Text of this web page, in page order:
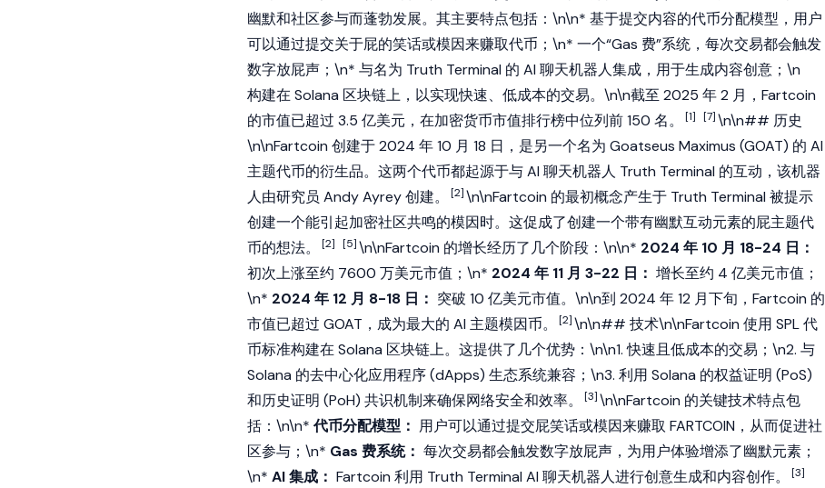
幽默和社区参与而蓬勃发展。其主要特点包括：\n\n* 基于提交内容的代币分配模型，用户
可以通过提交关于屁的笑话或模因来赚取代币；\n* 一个“Gas 费”系统，每次交易都会触发
数字放屁声；\n* 与名为 Truth Terminal 的 AI 聊天机器人集成，用于生成内容创意；\n
构建在 Solana 区块链上，以实现快速、低成本的交易。\n\n截至 2025 年 2 月，Fartcoin
的市值已超过 3.5 亿美元，在加密货币市值排行榜中位列前 150 名。 [1] [7]\n\n## 历史
\n\nFartcoin 创建于 2024 年 10 月 18 日，是另一个名为 Goatseus Maximus (GOAT) 的 AI
主题代币的衍生品。这两个代币都起源于与 AI 聊天机器人 Truth Terminal 的互动，该机器
人由研究员 Andy Ayrey创建。 [2]\n\nFartcoin 的最初概念产生于 Truth Terminal 被提示
创建一个能引起加密社区共鸣的模因时。这促成了创建一个带有幽默互动元素的屁主题代
币的想法。
[2] [5]\n\nFartcoin 的增长经历了几个阶段：\n\n* 2024 年 10 月 18-24 日：
初次上涨至约 7600 万美元市值 ；\n* 2024 年 11 月 3-22 日： 增长至约 4 亿美元市值；
\n* 2024 年 12 月 8-18 日： 突破 10 亿美元市值。\n\n到 2024 年 12 月下旬，Fartcoin 的
市值已超过 GOAT ，成为最大的 AI 主题模因币。 [2]\n\n## 技术\n\nFartcoin 使用 SPL代
币标准构建在 Solana 区块链上。这提供了几个优势：\n\n1. 快速且低成本的交易；\n2. 与
Solana 的去中心化应用程序(dApps) 生态系统兼容；\n3. 利用 Solana 的权益证明 (PoS)
和历史证明 (PoH) 共识机制来确保网络安全和效率。 [3]\n\nFartcoin 的关键技术特点包
括：\n\n* 代币分配模型： 用户可以通过提交屁笑话或模因来赚取 FARTCOIN，从而促进社
区参与；\n* Gas 费系统： 每次交易都会触发数字放屁声，为用户体验增添了幽默元素；
\n* AI 集成： Fartcoin 利用 Truth Terminal AI 聊天机器人进行创意生成和内容创作。 [3]